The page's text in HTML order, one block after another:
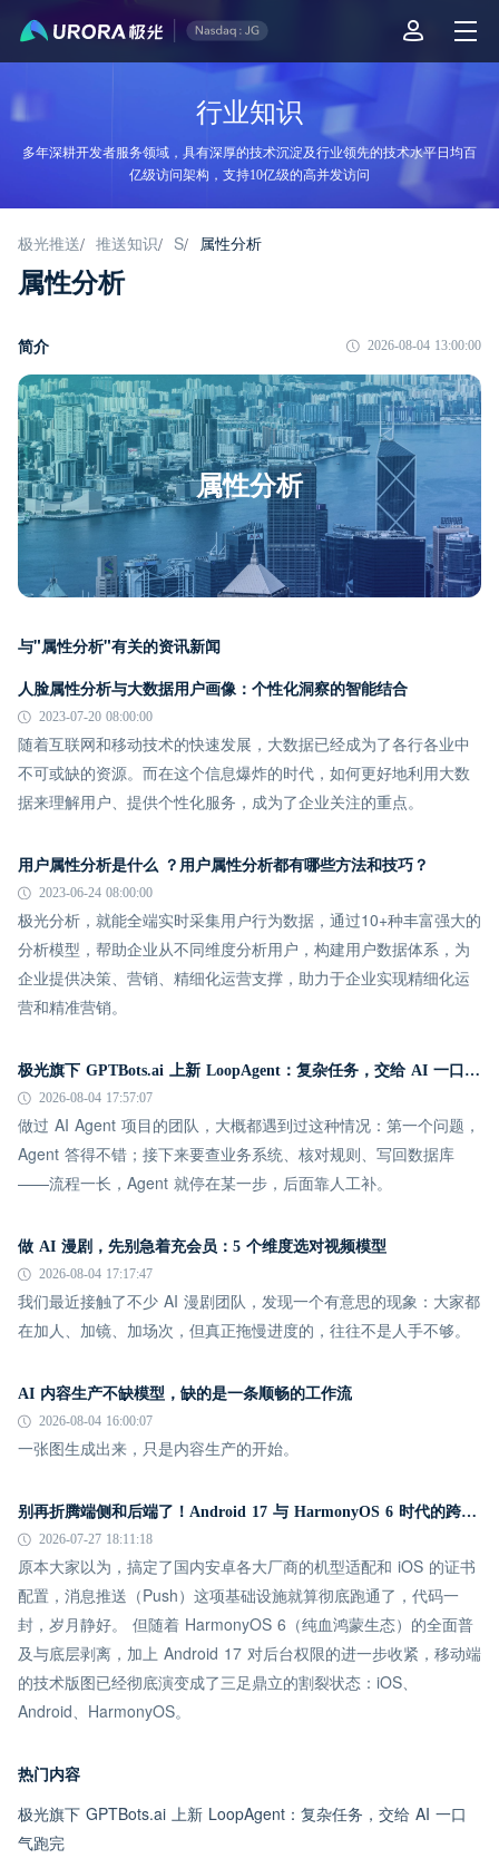
行业知识
多年深耕开发者服务领域，具有深厚的技术沉淀及行业领先的技术水平日均百
亿级访问架构，支持10亿级的高并发访问
极光推送/ 推送知识/ S/ 属性分析
属性分析
简介 2026-08-04 13:00:00
属性分析
与"属性分析"有关的资讯新闻
人脸属性分析与大数据用户画像：个性化洞察的智能结合
2023-07-20 08:00:00
随着互联网和移动技术的快速发展，大数据已经成为了各行各业中
不可或缺的资源。而在这个信息爆炸的时代，如何更好地利用大数
据来理解用户、提供个性化服务，成为了企业关注的重点。
用户属性分析是什么 ？用户属性分析都有哪些方法和技巧？
2023-06-24 08:00:00
极光分析，就能全端实时采集用户行为数据，通过10+种丰富强大的
分析模型，帮助企业从不同维度分析用户，构建用户数据体系，为
企业提供决策、营销、精细化运营支撑，助力于企业实现精细化运
营和精准营销。
极光旗下 GPTBots.ai 上新 LoopAgent：复杂任务，交给 AI 一口气跑完
2026-08-04 17:57:07
做过 AI Agent 项目的团队，大概都遇到过这种情况：第一个问题，
Agent 答得不错；接下来要查业务系统、核对规则、写回数据库
——流程一长，Agent 就停在某一步，后面靠人工补。
做 AI 漫剧，先别急着充会员：5 个维度选对视频模型
2026-08-04 17:17:47
我们最近接触了不少 AI 漫剧团队，发现一个有意思的现象：大家都
在加人、加镜、加场次，但真正拖慢进度的，往往不是人手不够。
AI 内容生产不缺模型，缺的是一条顺畅的工作流
2026-08-04 16:00:07
一张图生成出来，只是内容生产的开始。
别再折腾端侧和后端了！Android 17 与 HarmonyOS 6 时代的跨平台推送指南
2026-07-27 18:11:18
原本大家以为，搞定了国内安卓各大厂商的机型适配和 iOS 的证书
配置，消息推送（Push）这项基础设施就算彻底跑通了，代码一
封，岁月静好。 但随着 HarmonyOS 6（纯血鸿蒙生态）的全面普
及与底层剥离，加上 Android 17 对后台权限的进一步收紧，移动端
的技术版图已经彻底演变成了三足鼎立的割裂状态：iOS、
Android、HarmonyOS。
热门内容
极光旗下 GPTBots.ai 上新 LoopAgent：复杂任务，交给 AI 一口
气跑完